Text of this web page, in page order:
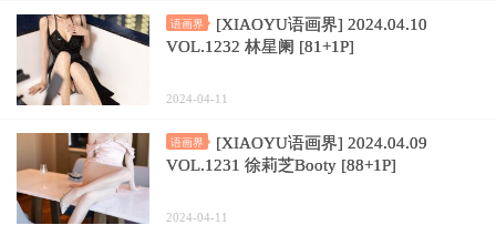
语画界
[XIAOYU语画界] 2024.04.10
VOL.1232 林星阑 [81+1P]
2024-04-11
语画界
[XIAOYU语画界] 2024.04.09
VOL.1231 徐莉芝Booty [88+1P]
2024-04-11